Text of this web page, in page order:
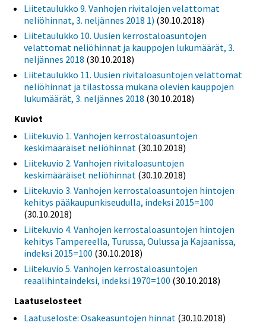
Liitetaulukko 9. Vanhojen rivitalojen velattomat
neliöhinnat, 3. neljännes 2018 1) (30.10.2018)
Liitetaulukko 10. Uusien kerrostaloasuntojen
velattomat neliöhinnat ja kauppojen lukumäärät, 3.
neljännes 2018 (30.10.2018)
Liitetaulukko 11. Uusien rivitaloasuntojen velattomat
neliöhinnat ja tilastossa mukana olevien kauppojen
lukumäärät, 3. neljännes 2018 (30.10.2018)
Kuviot
Liitekuvio 1. Vanhojen kerrostaloasuntojen
keskimääräiset neliöhinnat (30.10.2018)
Liitekuvio 2. Vanhojen rivitaloasuntojen
keskimääräiset neliöhinnat (30.10.2018)
Liitekuvio 3. Vanhojen kerrostaloasuntojen hintojen
kehitys pääkaupunkiseudulla, indeksi 2015=100
(30.10.2018)
Liitekuvio 4. Vanhojen kerrostaloasuntojen hintojen
kehitys Tampereella, Turussa, Oulussa ja Kajaanissa,
indeksi 2015=100 (30.10.2018)
Liitekuvio 5. Vanhojen kerrostaloasuntojen
reaalihintaindeksi, indeksi 1970=100 (30.10.2018)
Laatuselosteet
Laatuseloste: Osakeasuntojen hinnat (30.10.2018)